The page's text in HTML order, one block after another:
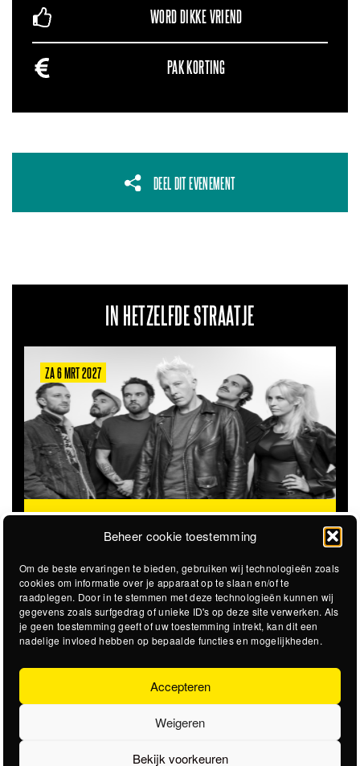
Beheer cookie toestemming
Om de beste ervaringen te bieden, gebruiken wij technologieën zoals
cookies om informatie over je apparaat op te slaan en/of te
raadplegen. Door in te stemmen met deze technologieën kunnen wij
gegevens zoals surfgedrag of unieke ID's op deze site verwerken. Als
je geen toestemming geeft of uw toestemming intrekt, kan dit een
nadelige invloed hebben op bepaalde functies en mogelijkheden.
Accepteren
Weigeren
Bekijk voorkeuren
WORD DIKKE VRIEND
PAK KORTING
DEEL DIT EVENEMENT
IN HETZELFDE STRAATJE
ZA 22 AUG 2026
STICKY SWEET
@STADSSTRAND
STEVIGE GARAGEROCK OP HET
STADSSTRAND